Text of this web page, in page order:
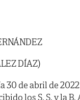
DÍAZ)
30 de abril de
los S. S. y la B.